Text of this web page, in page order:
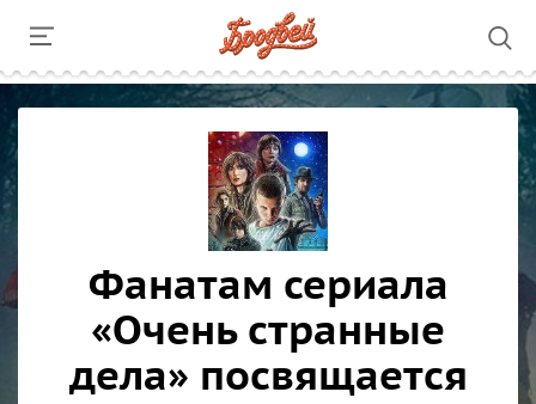
Фанатам сериала
«Очень странные
дела» посвящается